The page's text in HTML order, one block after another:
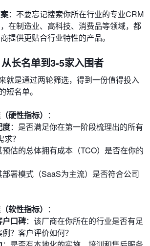
：不要忘记搜索你所在行业的专业CRM
在制造业、高科技、消费品等领域，都
提供更贴合行业特性的产品。
长名单到3-5家入围者
就是通过两轮筛选，得到一份值得投入
短名单。
硬性指标） ：
度：是否满足你在第一阶段梳理出的所有
求？
预估的总体拥有成本（TCO）是否在你的
部署模式（SaaS为主流）是否符合公司
软性指标） ：
户口碑：该厂商在你所在的行业是否有足
？客户评价如何？